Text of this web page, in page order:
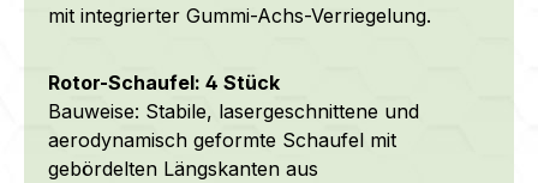
mit integrierter Gummi-Achs-Verriegelung.
Rotor-Schaufel: 4 Stück
Bauweise: Stabile, lasergeschnittene und
aerodynamisch geformte Schaufel mit
gebördelten Längskanten aus